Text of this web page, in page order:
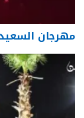
مهرجان